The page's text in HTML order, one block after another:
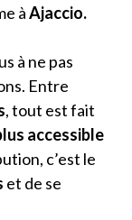
àAjaccio.
à ne pas
Entre
, tout est fait
accessible
c’est le
et de se